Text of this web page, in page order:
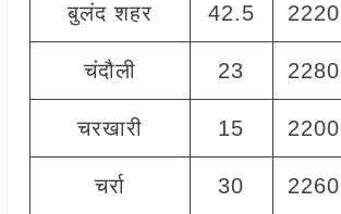
बुलंद शहर 42.5 2220
चंदौली 23 2280
चरखारी 15 2200
चर्रा 30 2260